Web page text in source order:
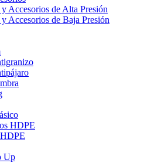
Accesorios de Alta Presión
Accesorios de Baja Presión
HDPE
Up